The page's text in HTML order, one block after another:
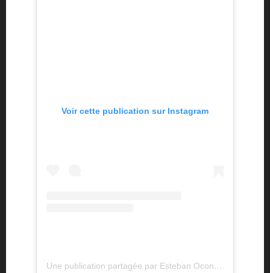
Voir cette publication sur Instagram
Une publication partagée par Esteban Ocon (@estebanocon)